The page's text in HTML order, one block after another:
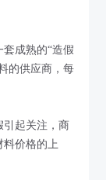
成熟的“造假
的供应商，每
引起关注，商
价格的上